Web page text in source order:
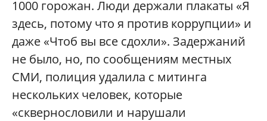
1000 горожан. Люди держали плакаты «Я
здесь, потому что я против коррупции» и
даже «Чтоб вы все сдохли». Задержаний
не было, но, по сообщениям местных
СМИ, полиция удалила с митинга
нескольких человек, которые
«сквернословили и нарушали